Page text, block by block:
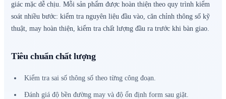
giác mặc dễ chịu. Mỗi sản phẩm được hoàn thiện theo quy trình kiểm
soát nhiều bước: kiểm tra nguyên liệu đầu vào, căn chỉnh thông số kỹ
thuật, may hoàn thiện, kiểm tra chất lượng đầu ra trước khi bàn giao.
Tiêu chuẩn chất lượng
Kiểm tra sai số thông số theo từng công đoạn.
Đánh giá độ bền đường may và độ ổn định form sau giặt.